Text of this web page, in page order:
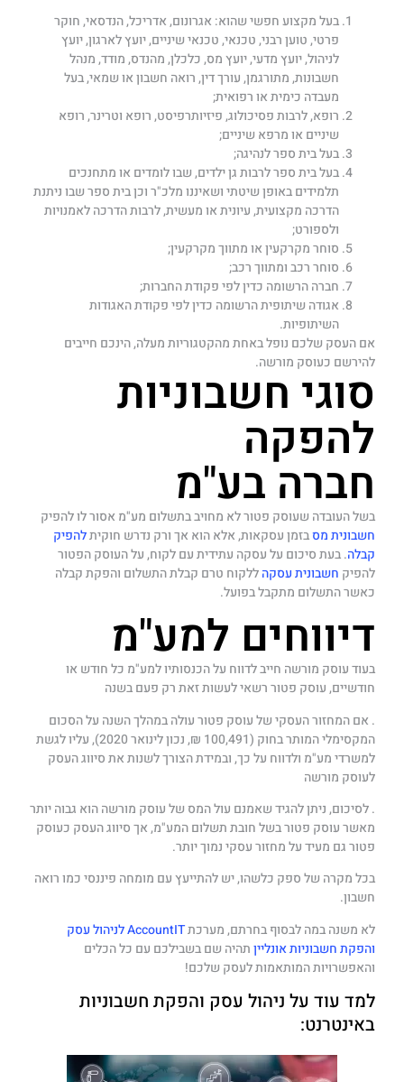
בעל מקצוע חפשי שהוא: אגרונום, אדריכל, הנדסאי, חוקר
פרטי, טוען רבני, טכנאי, טכנאי שיניים, יועץ לארגון, יועץ
לניהול, יועץ מדעי, יועץ מס, כלכלן, מהנדס, מודד, מנהל
חשבונות, מתורגמן, עורך דין, רואה חשבון או שמאי, בעל
מעבדה כימית או רפואית;
רופא, לרבות פסיכולוג, פיזיותרפיסט, רופא וטרינר, רופא
שיניים או מרפא שיניים;
בעל בית ספר לנהיגה;
בעל בית ספר לרבות גן ילדים, שבו לומדים או מתחנכים
תלמידים באופן שיטתי ושאיננו מלכ"ר וכן בית ספר שבו ניתנת
הדרכה מקצועית, עיונית או מעשית, לרבות הדרכה לאמנויות
ולספורט;
סוחר מקרקעין או מתווך מקרקעין;
סוחר רכב ומתווך רכב;
חברה הרשומה כדין לפי פקודת החברות;
אגודה שיתופית הרשומה כדין לפי פקודת האגודות
השיתופיות.
אם העסק שלכם נופל באחת מהקטגוריות מעלה, הינכם חייבים
להירשם כעוסק מורשה.
סוגי חשבוניות
להפקה
חברה בע"מ
בשל העובדה שעוסק פטור לא מחויב בתשלום מע"מ אסור לו להפיק
חשבונית מסבזמן עסקאות, אלא הוא אך ורק נדרש חוקיתלהפיק
קבלה. בעת סיכום על עסקה עתידית עם לקוח, על העוסק הפטור
להפיק חשבונית עסקהללקוח טרם קבלת התשלום והפקת קבלה
כאשר התשלום מתקבל בפועל.
דיווחים למע"מ
בעוד עוסק מורשה חייב לדווח על הכנסותיו למע"מ כל חודש או
חודשיים, עוסק פטור רשאי לעשות זאת רק פעם בשנה
. אם המחזור העסקי של עוסק פטור עולה במהלך השנה על הסכום
המקסימלי המותר בחוק (100,491 ₪, נכון לינואר 2020), עליו לגשת
למשרדי מע"מ ולדווח על כך, ובמידת הצורך לשנות את סיווג העסק
לעוסק מורשה
. לסיכום, ניתן להגיד שאמנם עול המס של עוסק מורשה הוא גבוה יותר
מאשר עוסק פטור בשל חובת תשלום המע"מ, אך סיווג העסק כעוסק
פטור גם מעיד על מחזור עסקי נמוך יותר.
בכל מקרה של ספק כלשהו, יש להתייעץ עם מומחה פיננסי כמו רואה
חשבון.
לא משנה במה לבסוף בחרתם, מערכת
AccountIT לניהול עסק
והפקת חשבוניות אונלייןתהיה שם בשבילכם עם כל הכלים
והאפשרויות המותאמות לעסק שלכם!
למד עוד על ניהול עסק והפקת חשבוניות
באינטרנט: